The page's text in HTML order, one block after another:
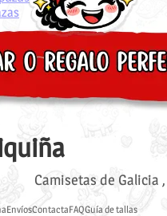
EnvíosContactaFAQGuía de tallas
Camisetas de Galicia